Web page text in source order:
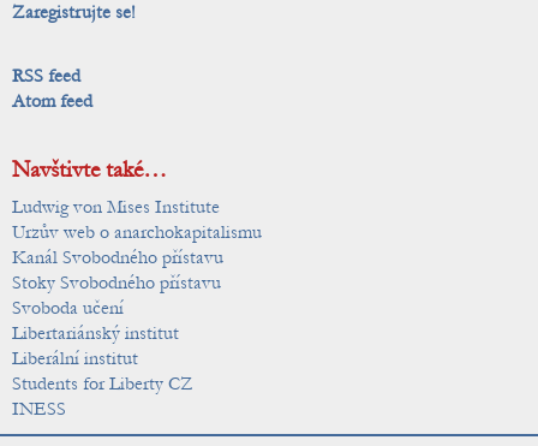
Zaregistrujte se!
RSS feed
Atom feed
Navštivte také…
Ludwig von Mises Institute
Urzův web o anarchokapitalismu
Kanál Svobodného přístavu
Stoky Svobodného přístavu
Svoboda učení
Libertariánský institut
Liberální institut
Students for Liberty CZ
INESS